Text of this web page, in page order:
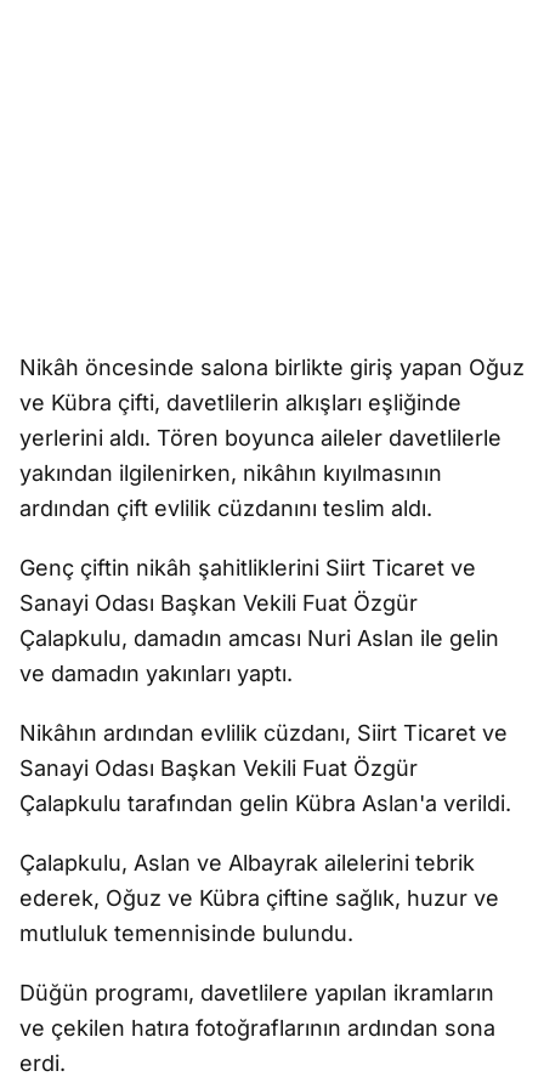
Nikâh öncesinde salona birlikte giriş yapan Oğuz
ve Kübra çifti, davetlilerin alkışları eşliğinde
yerlerini aldı. Tören boyunca aileler davetlilerle
yakından ilgilenirken, nikâhın kıyılmasının
ardından çift evlilik cüzdanını teslim aldı.
Genç çiftin nikâh şahitliklerini Siirt Ticaret ve
Sanayi Odası Başkan Vekili Fuat Özgür
Çalapkulu, damadın amcası Nuri Aslan ile gelin
ve damadın yakınları yaptı.
Nikâhın ardından evlilik cüzdanı, Siirt Ticaret ve
Sanayi Odası Başkan Vekili Fuat Özgür
Çalapkulu tarafından gelin Kübra Aslan'a verildi.
Çalapkulu, Aslan ve Albayrak ailelerini tebrik
ederek, Oğuz ve Kübra çiftine sağlık, huzur ve
mutluluk temennisinde bulundu.
Düğün programı, davetlilere yapılan ikramların
ve çekilen hatıra fotoğraflarının ardından sona
erdi.